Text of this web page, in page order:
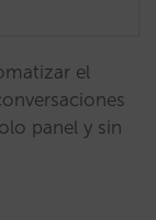
el
panel y sin